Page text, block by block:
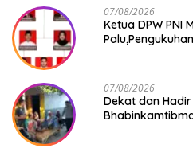
07/08/2026
Ketua DPW PNI
07/08/2026
Dekat dan